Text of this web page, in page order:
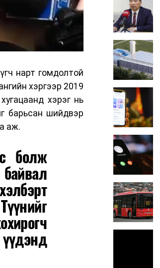
нарт гомдолтой
хэргээр 2019
хэрэг нь
барьсан шийдвэр
аж.
болж